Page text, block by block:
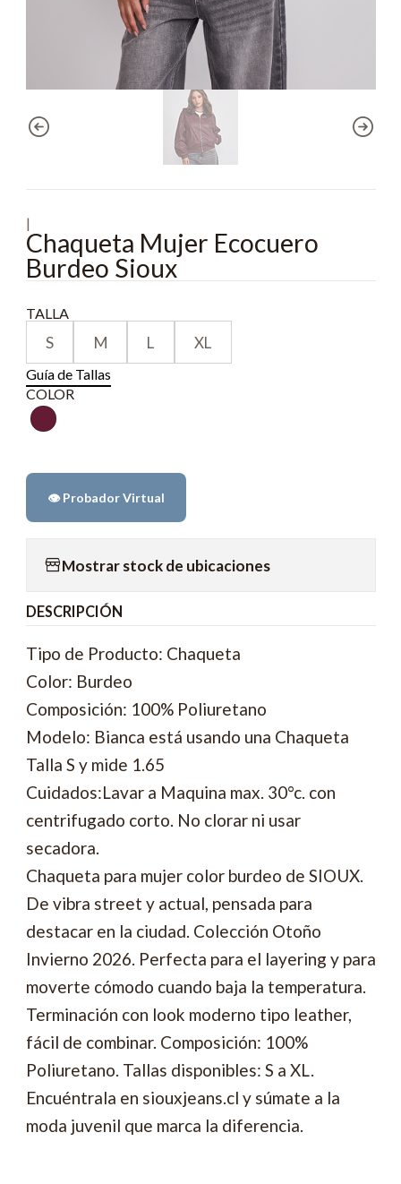
|
Chaqueta Mujer Ecocuero
Burdeo Sioux
TALLA
S M L XL
Guía de Tallas
COLOR
👁️ Probador Virtual
Mostrar stock de ubicaciones
DESCRIPCIÓN
Tipo de Producto: Chaqueta
Color: Burdeo
Composición: 100% Poliuretano
Modelo: Bianca está usando una Chaqueta
Talla S y mide 1.65
Cuidados:Lavar a Maquina max. 30°c. con
centrifugado corto. No clorar ni usar
secadora.
Chaqueta para mujer color burdeo de SIOUX.
De vibra street y actual, pensada para
destacar en la ciudad. Colección Otoño
Invierno 2026. Perfecta para el layering y para
moverte cómodo cuando baja la temperatura.
Terminación con look moderno tipo leather,
fácil de combinar. Composición: 100%
Poliuretano. Tallas disponibles: S a XL.
Encuéntrala en siouxjeans.cl y súmate a la
moda juvenil que marca la diferencia.